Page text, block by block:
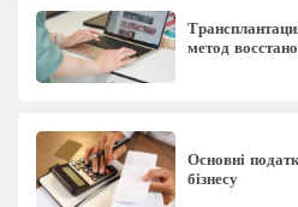
метод
Основні
бізнесу